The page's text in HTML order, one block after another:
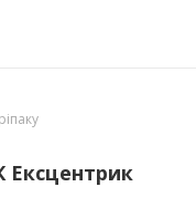
Ексцентрик